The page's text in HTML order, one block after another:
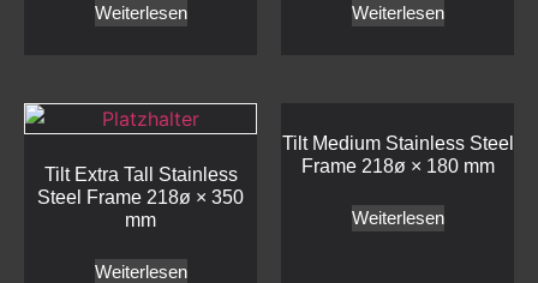
Weiterlesen Weiterlesen
Tilt Extra Tall Stainless
Steel Frame 218ø × 350
mm
Weiterlesen
Tilt Medium Stainless Steel
Frame 218ø × 180 mm
Weiterlesen